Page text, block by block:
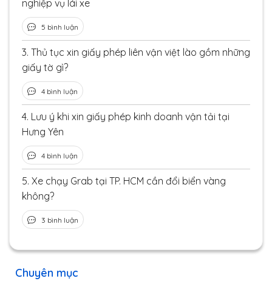
Chuyên mục
nghiệp vụ lái xe
5 bình luận
3. Thủ tục xin giấy phép liên vận việt lào gồm những
giấy tờ gì?
4 bình luận
4. Lưu ý khi xin giấy phép kinh doanh vận tải tại
Hưng Yên
4 bình luận
5. Xe chạy Grab tại TP. HCM cần đổi biển vàng
không?
3 bình luận